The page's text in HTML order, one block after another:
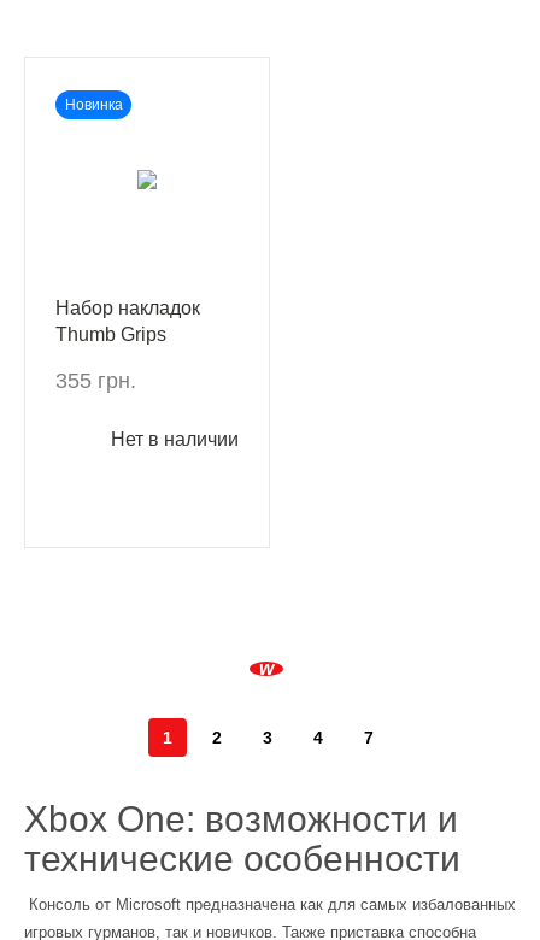
Новинка
Набор накладок
Thumb Grips
Siege: Black Ice
Series X
355 грн.
Нет в наличии
1 2 3 4 7
Xbox One: возможности и
технические особенности
Консоль от Microsoft предназначена как для самых избалованных
игровых гурманов, так и новичков. Также приставка способна